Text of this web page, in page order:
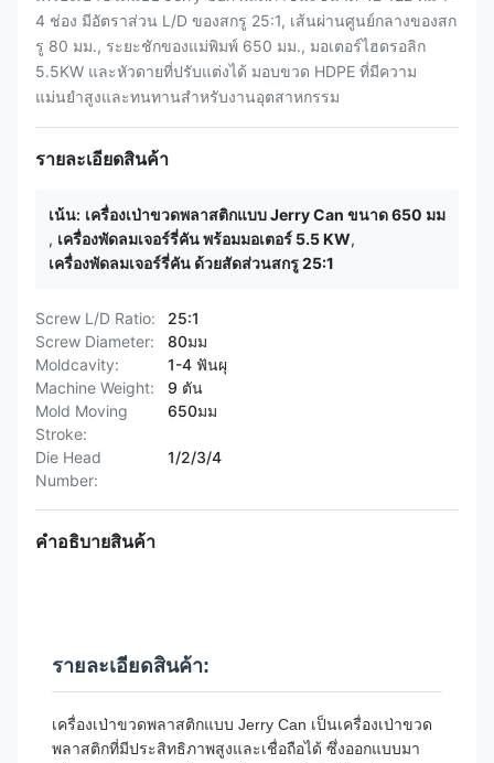
4 ช่อง มีอัตราส่วน L/D ของสกรู 25:1, เส้นผ่านศูนย์กลางของสก
รู 80 มม., ระยะชักของแม่พิมพ์ 650 มม., มอเตอร์ไฮดรอลิก
5.5KW และหัวดายที่ปรับแต่งได้ มอบขวด HDPE ที่มีความ
แม่นยำสูงและทนทานสำหรับงานอุตสาหกรรม
รายละเอียดสินค้า
เน้น: เครื่องเป่าขวดพลาสติกแบบ Jerry Can ขนาด 650 มม
, เครื่องพัดลมเจอร์รี่คัน พร้อมมอเตอร์ 5.5 KW,
เครื่องพัดลมเจอร์รี่คัน ด้วยสัดส่วนสกรู 25:1
Screw L/D Ratio:
25:1
Screw Diameter:
80มม
Moldcavity:
1-4 ฟันผุ
Machine Weight:
9 ตัน
Mold Moving
Stroke:
650มม
Die Head
Number:
1/2/3/4
คำอธิบายสินค้า
รายละเอียดสินค้า:
เครื่องเป่าขวดพลาสติกแบบ Jerry Can เป็นเครื่องเป่าขวด
พลาสติกที่มีประสิทธิภาพสูงและเชื่อถือได้ ซึ่งออกแบบมา